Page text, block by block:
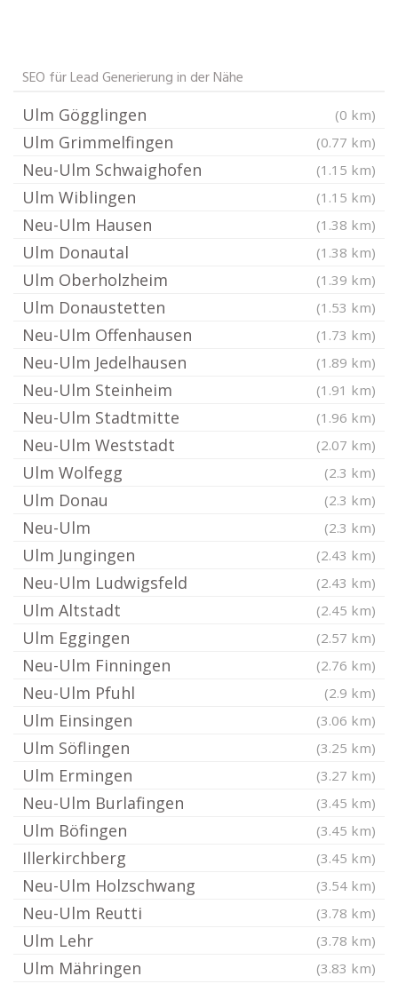
SEO für Lead Generierung in der Nähe
Ulm Gögglingen (0 km)
Ulm Grimmelfingen (0.77 km)
Neu-Ulm Schwaighofen (1.15 km)
Ulm Wiblingen (1.15 km)
Neu-Ulm Hausen (1.38 km)
Ulm Donautal (1.38 km)
Ulm Oberholzheim (1.39 km)
Ulm Donaustetten (1.53 km)
Neu-Ulm Offenhausen (1.73 km)
Neu-Ulm Jedelhausen (1.89 km)
Neu-Ulm Steinheim (1.91 km)
Neu-Ulm Stadtmitte (1.96 km)
Neu-Ulm Weststadt (2.07 km)
Ulm Wolfegg (2.3 km)
Ulm Donau (2.3 km)
Neu-Ulm (2.3 km)
Ulm Jungingen (2.43 km)
Neu-Ulm Ludwigsfeld (2.43 km)
Ulm Altstadt (2.45 km)
Ulm Eggingen (2.57 km)
Neu-Ulm Finningen (2.76 km)
Neu-Ulm Pfuhl (2.9 km)
Ulm Einsingen (3.06 km)
Ulm Söflingen (3.25 km)
Ulm Ermingen (3.27 km)
Neu-Ulm Burlafingen (3.45 km)
Ulm Böfingen (3.45 km)
Illerkirchberg (3.45 km)
Neu-Ulm Holzschwang (3.54 km)
Neu-Ulm Reutti (3.78 km)
Ulm Lehr (3.78 km)
Ulm Mähringen (3.83 km)